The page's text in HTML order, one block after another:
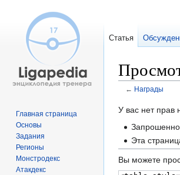
← Награды
Перейти
Перейти
У вас нет прав
Эта
Вы можете
Статья
Главная страница
Основы
Задания
Регионы
Монстродекс
Атакдекс